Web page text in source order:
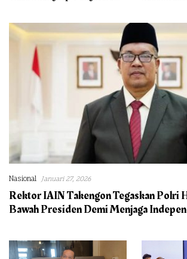
Nasional Januari 27, 2026
Rektor IAIN Takengon Tegaskan Polri
Bawah Presiden Demi Menjaga